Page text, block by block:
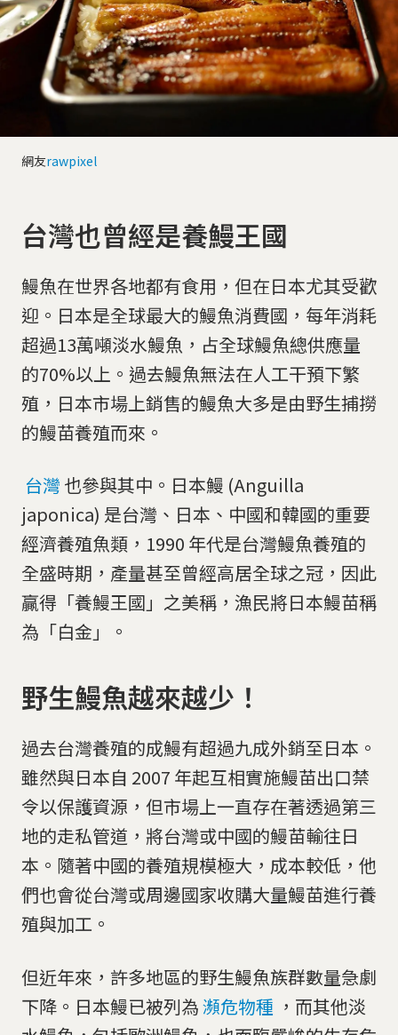
網友rawpixel
台灣也曾經是養鰻王國
鰻魚在世界各地都有食用，但在日本尤其受歡
迎。日本是全球最大的鰻魚消費國，每年消耗
超過13萬噸淡水鰻魚，占全球鰻魚總供應量
的70%以上。過去鰻魚無法在人工干預下繁
殖，日本市場上銷售的鰻魚大多是由野生捕撈
的鰻苗養殖而來。
台灣 也參與其中。日本鰻 (Anguilla
japonica) 是台灣、日本、中國和韓國的重要
經濟養殖魚類，1990 年代是台灣鰻魚養殖的
全盛時期，產量甚至曾經高居全球之冠，因此
贏得「養鰻王國」之美稱，漁民將日本鰻苗稱
為「白金」。
野生鰻魚越來越少！
過去台灣養殖的成鰻有超過九成外銷至日本。
雖然與日本自 2007 年起互相實施鰻苗出口禁
令以保護資源，但市場上一直存在著透過第三
地的走私管道，將台灣或中國的鰻苗輸往日
本。隨著中國的養殖規模極大，成本較低，他
們也會從台灣或周邊國家收購大量鰻苗進行養
殖與加工。
但近年來，許多地區的野生鰻魚族群數量急劇
下降。日本鰻已被列為瀕危物種 ，而其他淡